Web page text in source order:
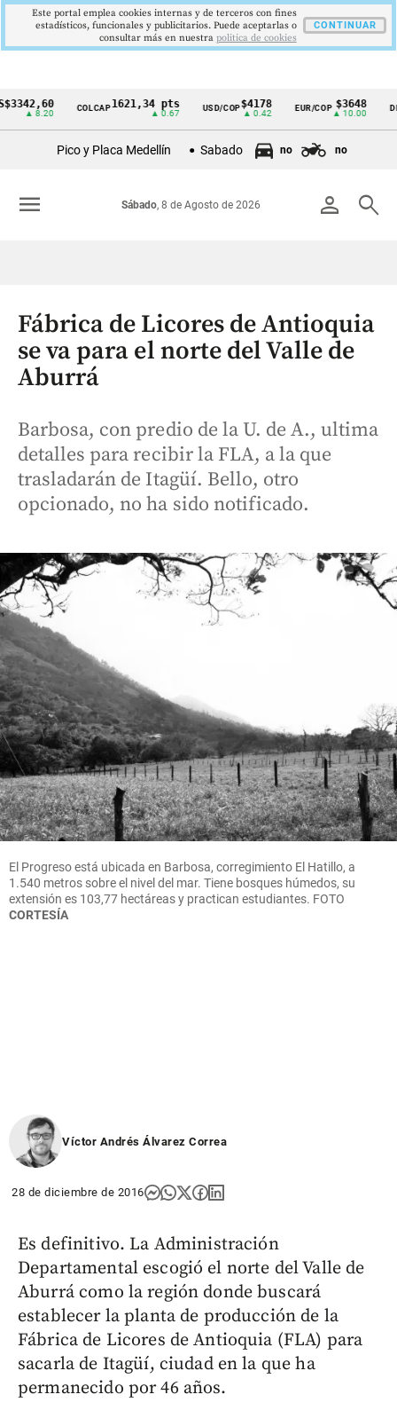
Cintillo
Colombia
COLCAP1621,34 pts USD/COP$4178
▲ 0.42
EUR/COP $3648
▲ 10.00
Pico y Placa Medellín Sabado no no
person search
Sábado, 8 de Agosto de 2026
menu
Fábrica de Licores de Antioquia
se va para el norte del Valle de
Aburrá
Barbosa, con predio de la U. de A., ultima
detalles para recibir la FLA, a la que
trasladarán de Itagüí. Bello, otro
opcionado, no ha sido notificado.
El Progreso está ubicada en Barbosa, corregimiento El Hatillo, a
1.540 metros sobre el nivel del mar. Tiene bosques húmedos, su
extensión es 103,77 hectáreas y practican estudiantes. FOTO
CORTESÍA
Víctor Andrés Álvarez Correa
28 de diciembre de 2016
Es definitivo. La Administración
Departamental escogió el norte del Valle de
Aburrá como la región donde buscará
establecer la planta de producción de la
Fábrica de Licores de Antioquia (FLA) para
sacarla de Itagüí, ciudad en la que ha
permanecido por 46 años.
Este portal emplea cookies internas y de terceros con fines
estadísticos, funcionales y publicitarios. Puede aceptarlas o
consultar más en nuestra politica de cookies
CONTINUAR